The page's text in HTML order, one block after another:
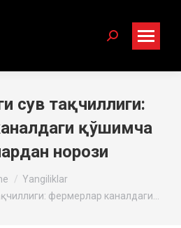
Search:
сув тақчиллиги:
қўшимча
норози
Yangiliklar
фермерлар каналдаги…